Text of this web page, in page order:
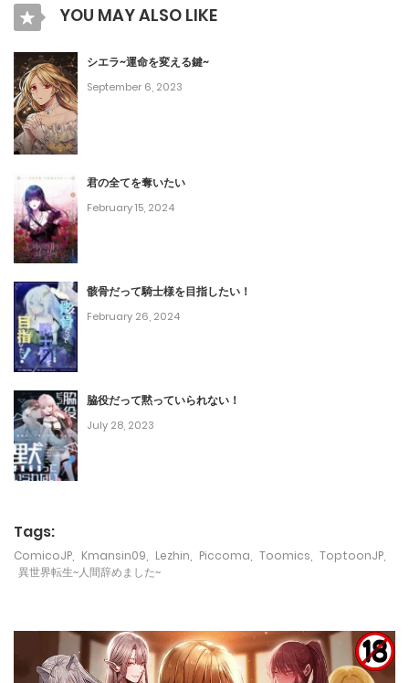
October 26, 2023
第30話
October 21, 2023
第29話
第28話
October 5, 2023
第27話
September 28, 2023
第26話
September 21, 2023
第25話
September 16, 2023
September 7, 2023
第22話
YOU MAY ALSO LIKE
シエラ~運命を変える鍵~
September 6, 2023
君の全てを奪いたい
February 15, 2024
骸骨だって騎士様を目指したい！
February 26, 2024
脇役だって黙っていられない！
July 28, 2023
Tags:
ComicoJP Kmansin09 Lezhin Piccoma Toomics ToptoonJP
異世界転生~人間辞めました~